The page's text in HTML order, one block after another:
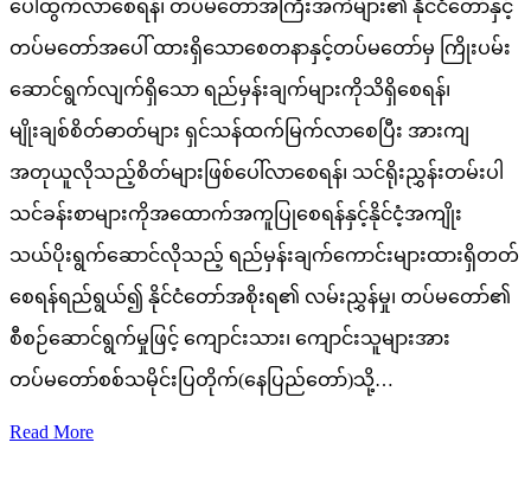
ပေါ်ထွက်လာစေရန်၊ တပ်မတော်အကြီးအကဲများ၏ နိုင်ငံတော်နှင့်
တပ်မတော်အပေါ် ထားရှိသောစေတနာနှင့်တပ်မတော်မှ ကြိုးပမ်း
ဆောင်ရွက်လျက်ရှိသော ရည်မှန်းချက်များကိုသိရှိစေရန်၊
မျိုးချစ်စိတ်ဓာတ်များ ရှင်သန်ထက်မြက်လာစေပြီး အားကျ
အတုယူလိုသည့်စိတ်များဖြစ်ပေါ်လာစေရန်၊ သင်ရိုးညွှန်းတမ်းပါ
သင်ခန်းစာများကိုအထောက်အကူပြုစေရန်နှင့်နိုင်ငံ့အကျိုး
သယ်ပိုးရွက်ဆောင်လိုသည့် ရည်မှန်းချက်ကောင်းများထားရှိတတ်
စေရန်ရည်ရွယ်၍ နိုင်ငံတော်အစိုးရ၏ လမ်းညွှန်မှု၊ တပ်မတော်၏
စီစဉ်ဆောင်ရွက်မှုဖြင့် ကျောင်းသား၊ ကျောင်းသူများအား
တပ်မတော်စစ်သမိုင်းပြတိုက်(နေပြည်တော်)သို့…
Read More